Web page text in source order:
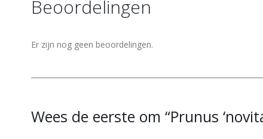
Beoordelingen
Er zijn nog geen beoordelingen.
Wees de eerste om “Prunus